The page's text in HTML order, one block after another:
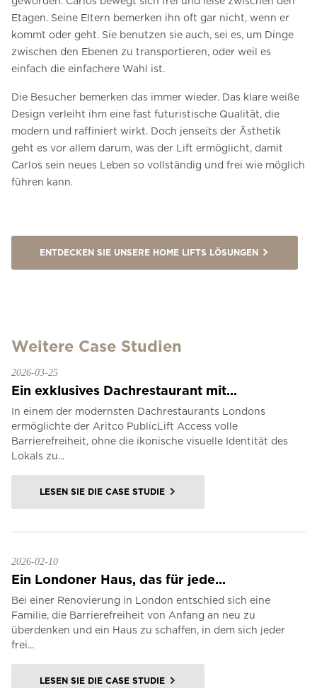
Etagen. Seine Eltern bemerken ihn oft gar nicht, wenn er
kommt oder geht. Sie benutzen sie auch, sei es, um Dinge
zwischen den Ebenen zu transportieren, oder weil es
einfach die einfachere Wahl ist.
Die Besucher bemerken das immer wieder. Das klare weiße
Design verleiht ihm eine fast futuristische Qualität, die
modern und raffiniert wirkt. Doch jenseits der Ästhetik
geht es vor allem darum, was der Lift ermöglicht, damit
Carlos sein neues Leben so vollständig und frei wie möglich
führen kann.
ENTDECKEN SIE UNSERE HOME LIFTS LÖSUNGEN
Weitere Case Studien
2026-03-25
Ein exklusives Dachrestaurant mit...
In einem der modernsten Dachrestaurants Londons
ermöglichte der Aritco PublicLift Access volle
Barrierefreiheit, ohne die ikonische visuelle Identität des
Lokals zu...
LESEN SIE DIE CASE STUDIE
2026-02-10
Ein Londoner Haus, das für jede...
Bei einer Renovierung in London entschied sich eine
Familie, die Barrierefreiheit von Anfang an neu zu
überdenken und ein Haus zu schaffen, in dem sich jeder
frei...
LESEN SIE DIE CASE STUDIE